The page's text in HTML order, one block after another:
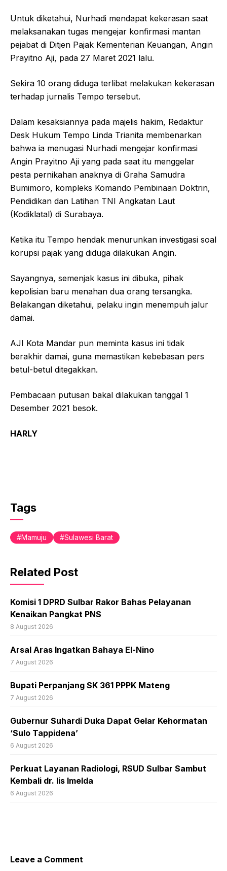
Untuk diketahui, Nurhadi mendapat kekerasan saat
melaksanakan tugas mengejar konfirmasi mantan
pejabat di Ditjen Pajak Kementerian Keuangan, Angin
Prayitno Aji, pada 27 Maret 2021 lalu.
Sekira 10 orang diduga terlibat melakukan kekerasan
terhadap jurnalis Tempo tersebut.
Dalam kesaksiannya pada majelis hakim, Redaktur
Desk Hukum Tempo Linda Trianita membenarkan
bahwa ia menugasi Nurhadi mengejar konfirmasi
Angin Prayitno Aji yang pada saat itu menggelar
pesta pernikahan anaknya di Graha Samudra
Bumimoro, kompleks Komando Pembinaan Doktrin,
Pendidikan dan Latihan TNI Angkatan Laut
(Kodiklatal) di Surabaya.
Ketika itu Tempo hendak menurunkan investigasi soal
korupsi pajak yang diduga dilakukan Angin.
Sayangnya, semenjak kasus ini dibuka, pihak
kepolisian baru menahan dua orang tersangka.
Belakangan diketahui, pelaku ingin menempuh jalur
damai.
AJI Kota Mandar pun meminta kasus ini tidak
berakhir damai, guna memastikan kebebasan pers
betul-betul ditegakkan.
Pembacaan putusan bakal dilakukan tanggal 1
Desember 2021 besok.
HARLY
Tags
Mamuju Sulawesi Barat
Related Post
Komisi 1 DPRD Sulbar Rakor Bahas Pelayanan
Kenaikan Pangkat PNS
8 August 2026
Arsal Aras Ingatkan Bahaya El-Nino
7 August 2026
Bupati Perpanjang SK 361 PPPK Mateng
7 August 2026
Gubernur Suhardi Duka Dapat Gelar Kehormatan
‘Sulo Tappidena’
6 August 2026
Perkuat Layanan Radiologi, RSUD Sulbar Sambut
Kembali dr. Iis Imelda
6 August 2026
Leave a Comment